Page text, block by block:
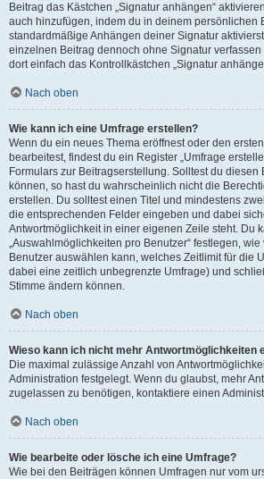
Beitrag das Kästchen „Signatur anhängen“
auch hinzufügen, indem du in deinem persönlichen
standardmäßige Anhängen deiner Signatur
einzelnen Beitrag dennoch ohne Signatur verfassen
dort einfach das Kontrollkästchen „Signatur
Nach oben
Wie kann ich eine Umfrage erstellen?
Wenn du ein neues Thema eröffnest oder den
bearbeitest, findest du ein Register „Umfrage
Formulars zur Beitragserstellung. Solltest du diesen
können, so hast du wahrscheinlich nicht die
erstellen. Du solltest einen Titel und mindestens
die entsprechenden Felder eingeben und dabei
Antwortmöglichkeit in einer eigenen Zeile steht. Du
„Auswahlmöglichkeiten pro Benutzer“ festlegen,
Benutzer auswählen kann, welches Zeitlimit für die
dabei eine zeitlich unbegrenzte Umfrage) und
Stimme ändern können.
Nach oben
Wieso kann ich nicht mehr Antwortmöglichkeiten
Die maximal zulässige Anzahl von
Administration festgelegt. Wenn du glaubst, mehr
zugelassen zu benötigen, kontaktiere einen
Nach oben
Wie bearbeite oder lösche ich eine Umfrage?
Wie bei den Beiträgen können Umfragen nur vom